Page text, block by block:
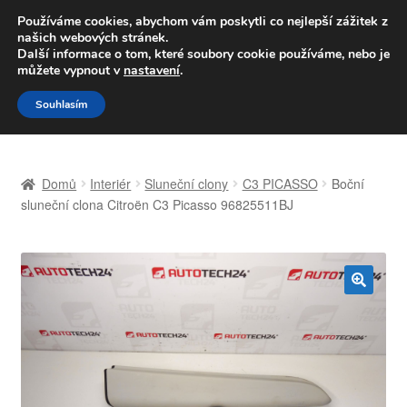
DOPRAVA od 139,-Kč
Volejte po-pá 9-16 704 494 494
Přeskočit
na
navigaci
Přejít
k
obsahu
Celosvětová doprava
Košík
Domů Interiér Sluneční clony C3 PICASSO
Boční
sluneční clona Citroën C3 Picasso 96825511BJ
Používáme cookies, abychom vám poskytli co nejlepší zážitek z
našich webových stránek.
Další informace o tom, které soubory cookie používáme, nebo je
můžete vypnout v nastavení.
Souhlasím